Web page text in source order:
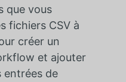
que vous
fichiers CSV à
créer un
et ajouter
entrées de